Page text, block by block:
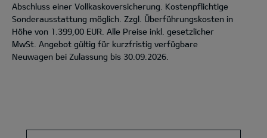
Abschluss einer Vollkaskoversicherung. Kostenpflichtige
Sonderausstattung möglich. Zzgl. Überführungskosten in
Höhe von 1.399,00 EUR. Alle Preise inkl. gesetzlicher
MwSt. Angebot gültig für kurzfristig verfügbare
Neuwagen bei Zulassung bis 30.09.2026.